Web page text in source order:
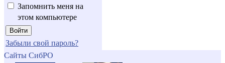
Запомнить меня на
этом компьютере
Забыли свой пароль?
Сайты СибРО